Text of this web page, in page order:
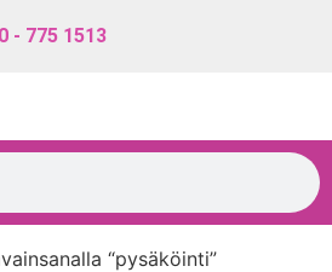
- 775 1513
“pysäköinti”